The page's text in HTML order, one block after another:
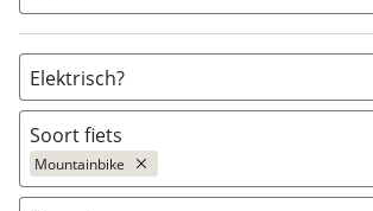
Elektrisch?
Niet elektrisch (439)
Ja, E-bike (45
Ja, High-speed (0)
Soort fiets
Mountainbike